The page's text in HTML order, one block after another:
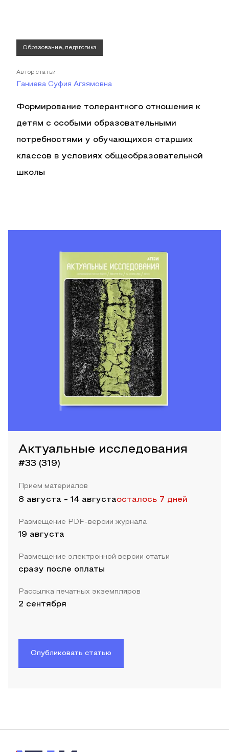
Образование, педагогика
Автор статьи
Ганиева Суфия Агзямовна
Формирование толерантного отношения к
детям с особыми образовательными
потребностями у обучающихся старших
классов в условиях общеобразовательной
школы
Актуальные исследования
#33 (319)
Прием материалов
8 августа - 14 августаосталось 7 дней
Размещение PDF-версии журнала
19 августа
Размещение электронной версии статьи
сразу после оплаты
Рассылка печатных экземпляров
2 сентября
Опубликовать статью